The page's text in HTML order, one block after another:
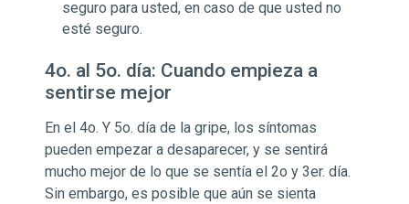
seguro para usted, en caso de que usted no
esté seguro.
4o. al 5o. día: Cuando empieza a
sentirse mejor
En el 4o. Y 5o. día de la gripe, los síntomas
pueden empezar a desaparecer, y se sentirá
mucho mejor de lo que se sentía el 2o y 3er. día.
Sin embargo, es posible que aún se sienta